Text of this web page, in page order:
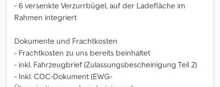
- 6 versenkte Verzurrbügel, auf der Ladefläche im
Rahmen integriert
Dokumente und Frachtkosten
- Frachtkosten zu uns bereits beinhaltet
- inkl. Fahrzeugbrief (Zulassungsbescheinigung Teil 2)
- Inkl. COC-Dokument (EWG-